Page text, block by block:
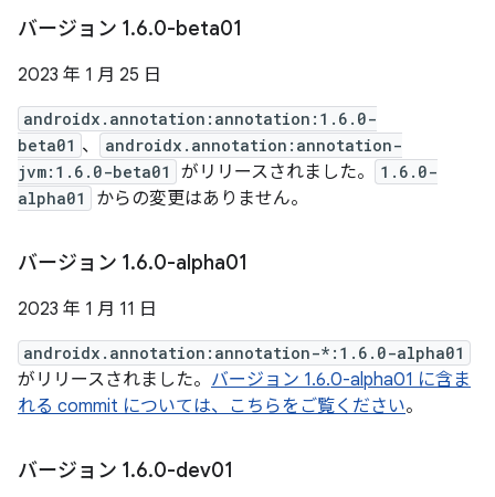
バージョン 1.6.0-beta01
2023 年 1 月 25 日
androidx.annotation:annotation:1.6.0-
beta01 、
androidx.annotation:annotation-
jvm:1.6.0-beta01
がリリースされました。
1.6.0-
alpha01
からの変更はありません。
バージョン 1.6.0-alpha01
2023 年 1 月 11 日
androidx.annotation:annotation-*:1.6.0-alpha01
がリリースされました。 バージョン 1.6.0-alpha01 に含ま
れる commit については、こちらをご覧ください。
バージョン 1.6.0-dev01